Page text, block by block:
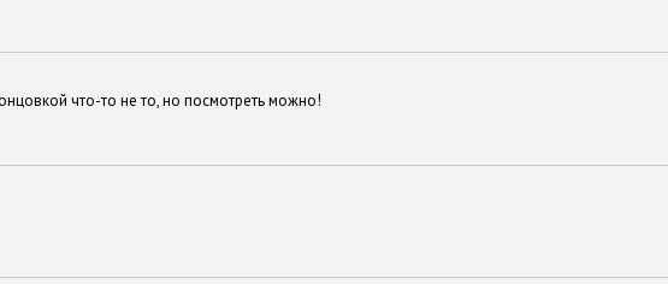
что-то не то, но посмотреть можно!